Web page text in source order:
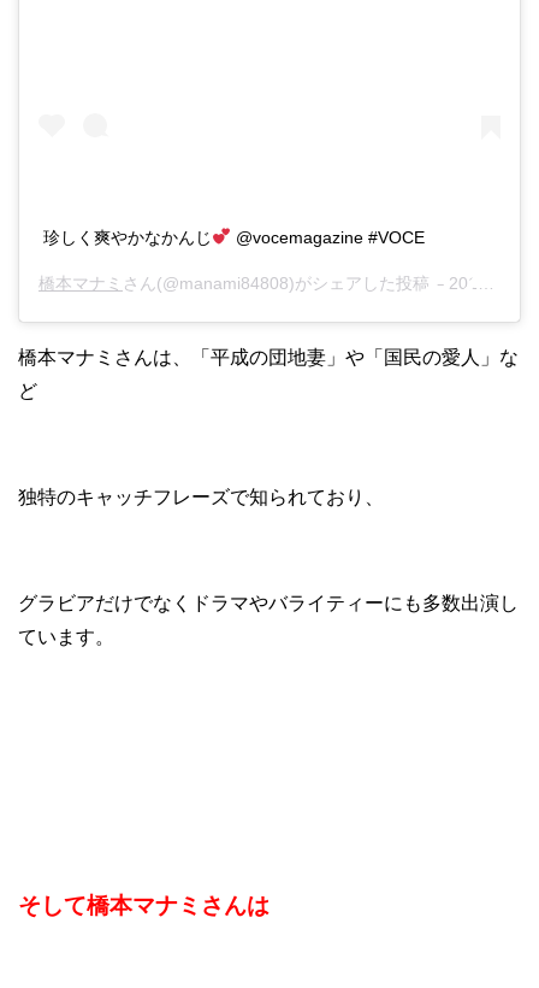
珍しく爽やかなかんじ @vocemagazine #VOCE
橋本マナミ さん(@manami84808)がシェアした投稿 – 2018年 9月月27日午前3時30分PDT
橋本マナミさんは、「平成の団地妻」や「国民の愛人」な
ど
独特のキャッチフレーズで知られており、
グラビアだけでなくドラマやバライティーにも多数出演し
ています。
そして橋本マナミさんは